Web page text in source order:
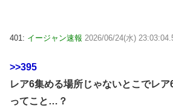
401: イージャン速報 2026/06/24(水)
>>395
レア6集める場所じゃないとこでレ
ってこと…？